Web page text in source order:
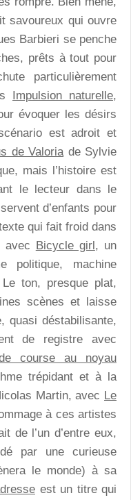
savoureux qui ouvre
Barbieri se penche
prêts à tout pour
particulièrement
Impulsion naturelle,
évoquer les désirs
est adroit et
de Valoria de Sylvie
mais l’histoire est
le lecteur dans le
d’enfants pour
qui fait froid dans
avec Bicycle girl, un
politique, machine
ton, presque plat,
scènes et laisse
quasi déstabilisante,
de registre avec
course au noyau
trépidant et à la
Martin, avec Le
à ces artistes
de l’un d’entre eux,
par une curieuse
le monde) à sa
est un titre qui